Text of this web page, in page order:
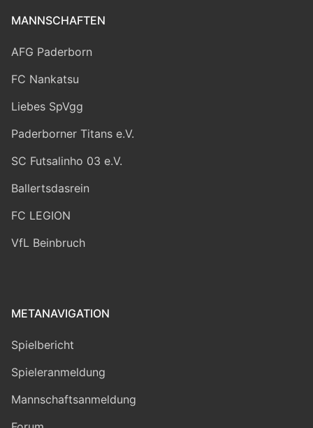
MANNSCHAFTEN
AFG Paderborn
FC Nankatsu
Liebes SpVgg
Paderborner Titans e.V.
SC Futsalinho 03 e.V.
Ballertsdasrein
FC LEGION
VfL Beinbruch
METANAVIGATION
Spielbericht
Spieleranmeldung
Mannschaftsanmeldung